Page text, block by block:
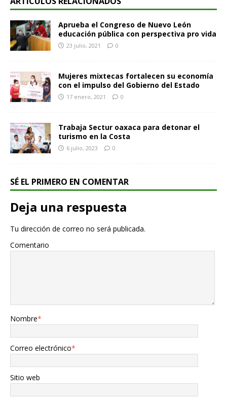
Aprueba el Congreso de Nuevo León
educación pública con perspectiva pro vida
23 julio, 2021 0
Mujeres mixtecas fortalecen su economía
con el impulso del Gobierno del Estado
17 enero, 2021 0
Trabaja Sectur oaxaca para detonar el
turismo en la Costa
6 julio, 2023 0
SÉ EL PRIMERO EN COMENTAR
Deja una respuesta
Tu dirección de correo no será publicada.
Comentario
Nombre*
Correo electrónico*
Sitio web